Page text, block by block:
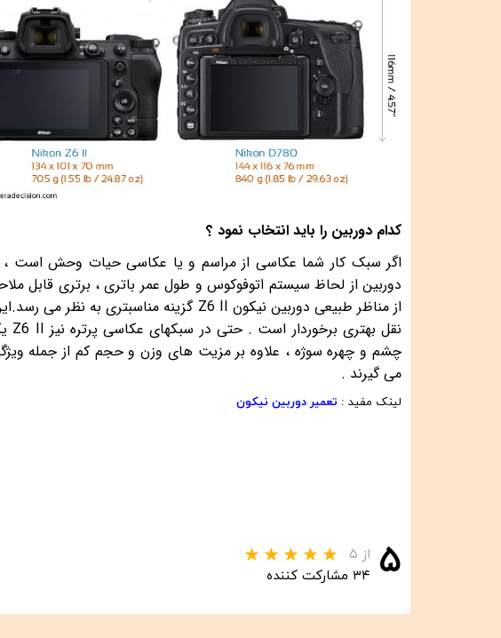
کدام دوربین را باید انتخاب نمود ؟
اگر سبک کار شما عکاسی از مراسم و یا عکاسی حیات وحش است ،
دوربین از لحاظ سیستم اتوفوکوس و طول عمر باتری ، برتری قابل
از مناظر طبیعی دوربین نیکون Z6 II گزینه مناسبتری به نظر می
نقل بهتری برخوردار است . حتی در سبکهای عکاسی پرتره نیز Z6 II
چشم و چهره سوژه ، علاوه بر مزیت های وزن و حجم کم از جمله
می گیرند .
لینک مفید : تعمیر دوربین نیکون
۵ از ۵
۳۴ مشارکت کننده